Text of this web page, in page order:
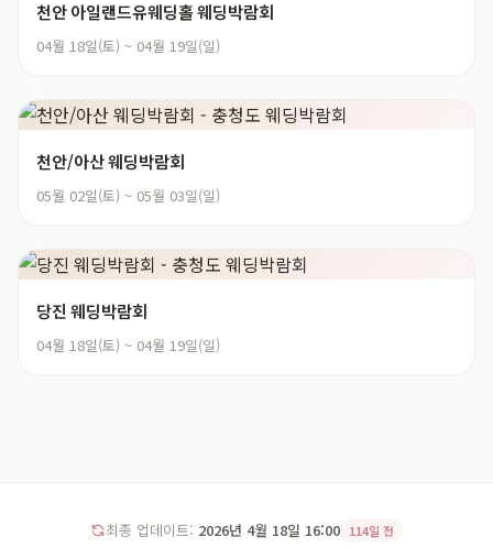
천안 아일랜드유웨딩홀 웨딩박람회
04월 18일(토) ~ 04월 19일(일)
천안/아산 웨딩박람회
05월 02일(토) ~ 05월 03일(일)
당진 웨딩박람회
04월 18일(토) ~ 04월 19일(일)
최종 업데이트: 2026년 4월 18일 16:00 114일 전